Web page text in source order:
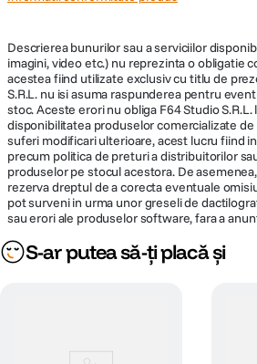
Descrierea bunurilor sau a serviciilor
imagini, video etc.) nu reprezinta o obligatie
acestea fiind utilizate exclusiv cu titlu de
S.R.L. nu isi asuma raspunderea pentru
stoc. Aceste erori nu obliga F64 Studio
disponibilitatea produselor comercializate
suferi modificari ulterioare, acest lucru fiind
precum politica de preturi a distribuitorilor
produselor pe stocul acestora. De
rezerva dreptul de a corecta eventuale
pot surveni in urma unor greseli de
sau erori ale produselor software, fara a
S-ar putea să-ți placă și